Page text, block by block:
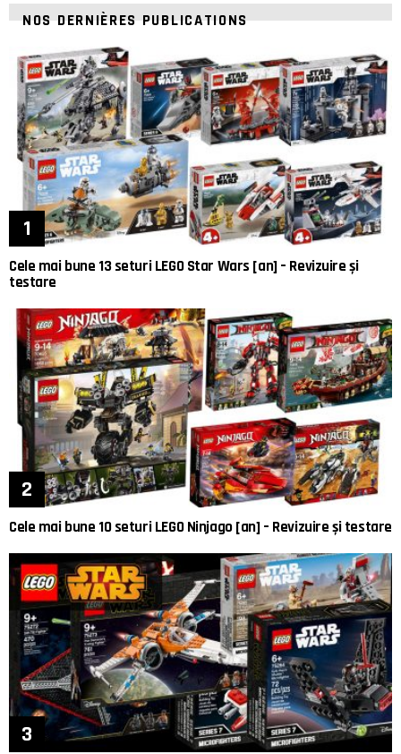
NOS DERNIÈRES PUBLICATIONS
Cele mai bune 13 seturi LEGO Star Wars [an] – Revizuire și
testare
Cele mai bune 10 seturi LEGO Ninjago [an] – Revizuire și testare